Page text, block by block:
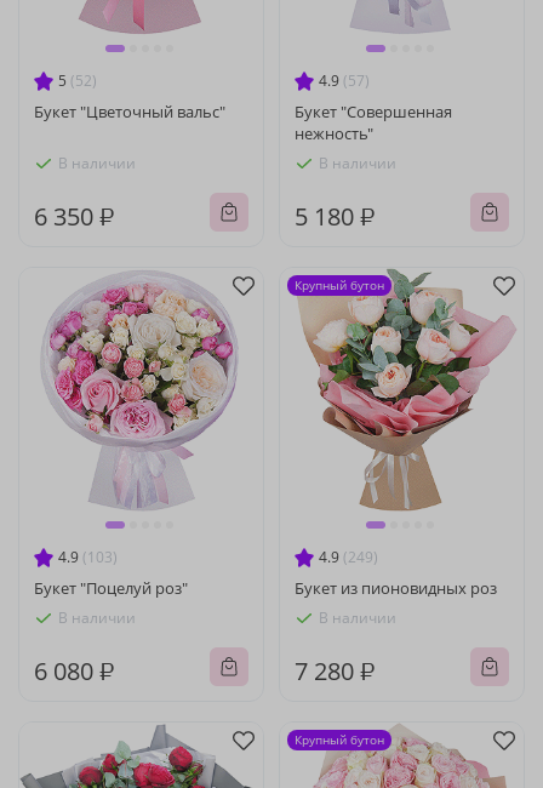
5 (52)
Букет "Цветочный вальс"
В наличии
6 350 ₽
4.9 (57)
Букет "Совершенная
нежность"
В наличии
5 180 ₽
4.9 (103)
Букет "Поцелуй роз"
В наличии
6 080 ₽
4.9 (249)
Букет из пионовидных роз
В наличии
7 280 ₽
Крупный бутон
Крупный бутон